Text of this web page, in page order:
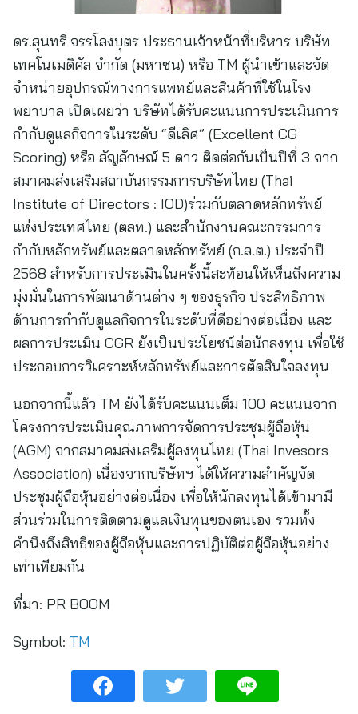
ดร.สุนทรี จรรโลงบุตร ประธานเจ้าหน้าที่บริหาร บริษัท
เทคโนเมดิคัล จำกัด (มหาชน) หรือ TM ผู้นำเข้าและจัด
จำหน่ายอุปกรณ์ทางการแพทย์และสินค้าที่ใช้ในโรง
พยาบาล เปิดเผยว่า บริษัทได้รับคะแนนการประเมินการ
กำกับดูแลกิจการในระดับ “ดีเลิศ” (Excellent CG
Scoring) หรือ สัญลักษณ์ 5 ดาว ติดต่อกันเป็นปีที่ 3 จาก
สมาคมส่งเสริมสถาบันกรรมการบริษัทไทย (Thai
Institute of Directors : IOD)ร่วมกับตลาดหลักทรัพย์
แห่งประเทศไทย (ตลท.) และสำนักงานคณะกรรมการ
กำกับหลักทรัพย์และตลาดหลักทรัพย์ (ก.ล.ต.) ประจำปี
2568 สำหรับการประเมินในครั้งนี้สะท้อนให้เห็นถึงความ
มุ่งมั่นในการพัฒนาด้านต่าง ๆ ของธุรกิจ ประสิทธิภาพ
ด้านการกำกับดูแลกิจการในระดับที่ดีอย่างต่อเนื่อง และ
ผลการประเมิน CGR ยังเป็นประโยชน์ต่อนักลงทุน เพื่อใช้
ประกอบการวิเคราะห์หลักทรัพย์และการตัดสินใจลงทุน
นอกจากนี้แล้ว TM ยังได้รับคะแนนเต็ม 100 คะแนนจาก
โครงการประเมินคุณภาพการจัดการประชุมผู้ถือหุ้น
(AGM) จากสมาคมส่งเสริมผู้ลงทุนไทย (Thai Invesors
Association) เนื่องจากบริษัทฯ ได้ให้ความสำคัญจัด
ประชุมผู้ถือหุ้นอย่างต่อเนื่อง เพื่อให้นักลงทุนได้เข้ามามี
ส่วนร่วมในการติดตามดูแลเงินทุนของตนเอง รวมทั้ง
คำนึงถึงสิทธิของผู้ถือหุ้นและการปฏิบัติต่อผู้ถือหุ้นอย่าง
เท่าเทียมกัน
ที่มา: PR BOOM
Symbol: TM